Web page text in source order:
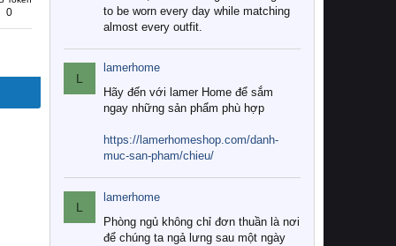
0
to be worn every day while matching
almost every outfit.
L
lamerhome
Hãy đến với lamer Home để sắm
ngay những sản phẩm phù hợp
https://lamerhomeshop.com/danh-
muc-san-pham/chieu/
L
lamerhome
Phòng ngủ không chỉ đơn thuần là nơi
để chúng ta ngả lưng sau một ngày